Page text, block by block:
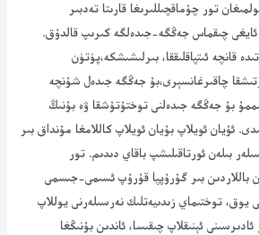
ئايغى چىقماس جەڭگە-جىدەلگە كىرىپ قالدۇق.
قانچە ئىتپاقلىققا، بىرلىشىشكە،پۈتۈن
چاقىرغانسېرى،بۇ جەڭگە جىدەل شۇنچە
بۇ جەڭگە جىدەلنى توختۇتۇشقا ۋە بۇنىڭ
ئۇيان ئويلاپ بۇيان ئويلاپ كاللامغا مۇنداق بىر
بىلەن ئورتاقىلىشپ باقاي دىدىم. تور
باللاردىن بىر گۇرۇپپا قۇرۇپ ئسىمى-جىسمى
يوق، توختىماي زىدىيەتلىك نەرسىلەرنى يوللاپ
ئادىرسىنى ئېنىقلاپ چىقىسا، ئاندىن بۇنىڭغا